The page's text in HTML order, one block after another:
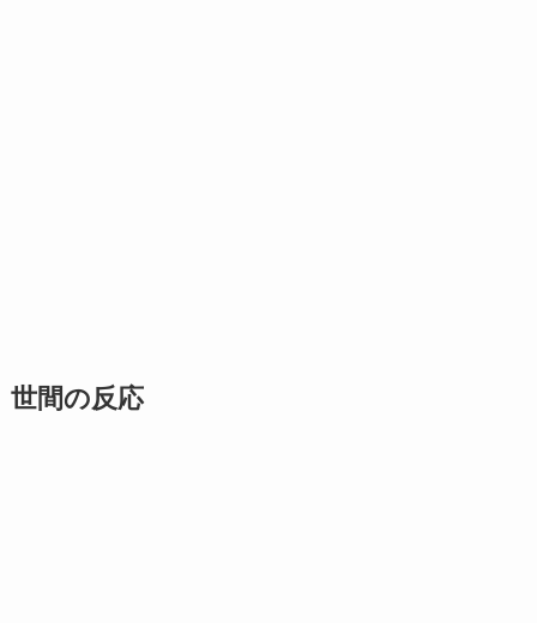
世間の反応